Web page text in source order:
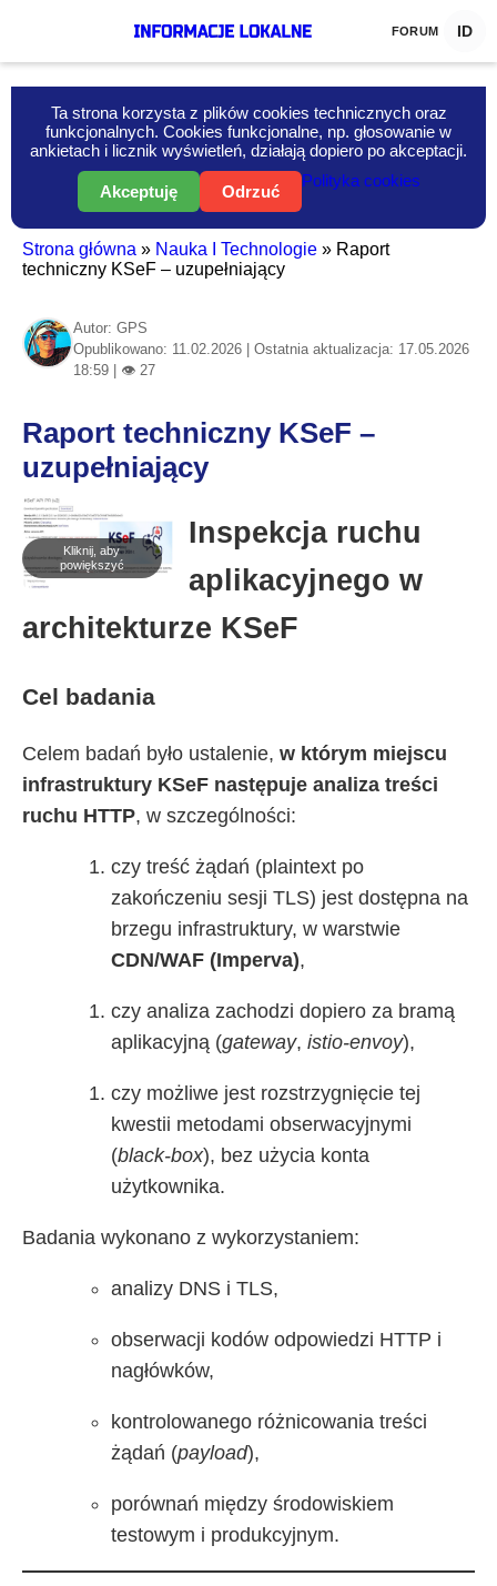
FORUM ID
Ta strona korzysta z plików cookies technicznych oraz
funkcjonalnych. Cookies funkcjonalne, np. głosowanie w
ankietach i licznik wyświetleń, działają dopiero po akceptacji.
Akceptuję Odrzuć
Polityka cookies
Strona główna » Nauka I Technologie » Raport
techniczny KSeF – uzupełniający
Autor: GPS
Opublikowano: 11.02.2026 | Ostatnia aktualizacja: 17.05.2026
18:59 | 👁 27
Raport techniczny KSeF –
uzupełniający
Informacje-Lokalne.PL
Kliknij, aby
powiększyć
Inspekcja ruchu
aplikacyjnego w
architekturze KSeF
Cel badania
Celem badań było ustalenie, w którym miejscu
infrastruktury KSeF następuje analiza treści
ruchu HTTP, w szczególności:
czy treść żądań (plaintext po
zakończeniu sesji TLS) jest dostępna na
brzegu infrastruktury, w warstwie
CDN/WAF (Imperva),
czy analiza zachodzi dopiero za bramą
aplikacyjną (gateway, istio-envoy),
czy możliwe jest rozstrzygnięcie tej
kwestii metodami obserwacyjnymi
(black-box), bez użycia konta
użytkownika.
Badania wykonano z wykorzystaniem:
analizy DNS i TLS,
obserwacji kodów odpowiedzi HTTP i
nagłówków,
kontrolowanego różnicowania treści
żądań (payload),
porównań między środowiskiem
testowym i produkcyjnym.